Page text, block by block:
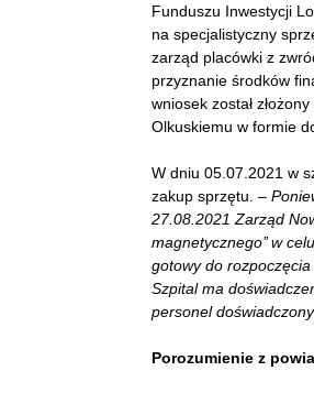
Funduszu Inwestycji
na specjalistyczny
zarząd placówki z
przyznanie środków
wniosek został
Olkuskiemu w formie
W dniu 05.07.2021 w
zakup sprzętu. –
27.08.2021 Zarząd
magnetycznego’’ w
gotowy do
Szpital ma
personel
Porozumienie z